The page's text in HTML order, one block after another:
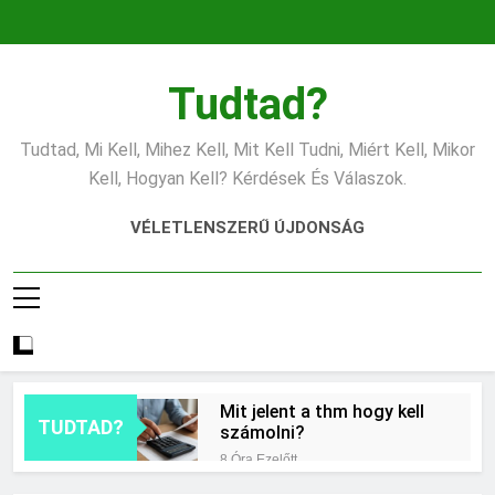
Tudtad?
Tudtad, Mi Kell, Mihez Kell, Mit Kell Tudni, Miért Kell, Mikor
Kell, Hogyan Kell? Kérdések És Válaszok.
VÉLETLENSZERŰ ÚJDONSÁG
TUDTAD?
Mit jelent a thm hogy kell
számolni?
8 Óra Ezelőtt